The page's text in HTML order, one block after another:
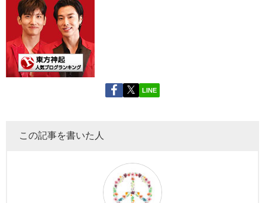
LINE
この記事を書いた人